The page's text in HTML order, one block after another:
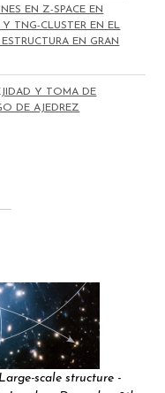
EN Z-SPACE EN
TNG-CLUSTER EN EL
EN GRAN
Y TOMA DE
DE AJEDREZ
scale structure -